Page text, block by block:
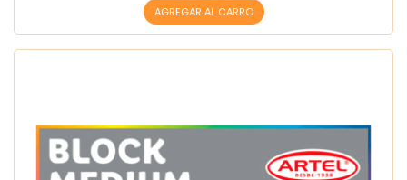
AGREGAR AL CARRO